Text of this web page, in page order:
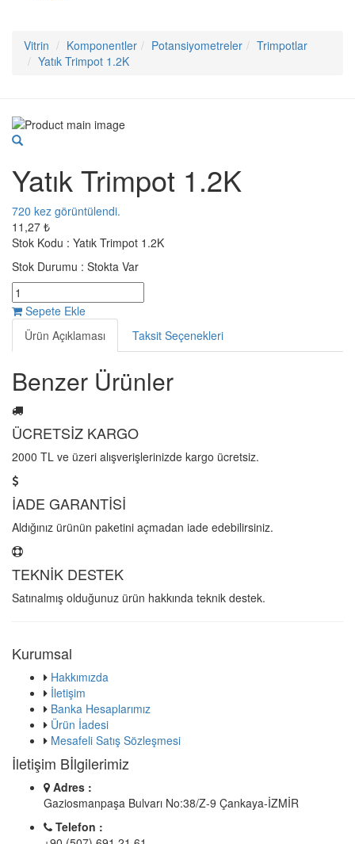
Vitrin Komponentler Potansiyometreler
Trimpotlar
Yatık Trimpot 1.2K
Yatık Trimpot 1.2K
720 kez görüntülendi.
11,27 ₺
Stok Kodu : Yatık Trimpot 1.2K
Stok Durumu : Stokta Var
Sepete Ekle
Ürün Açıklaması
Taksit Seçenekleri
Benzer Ürünler
ÜCRETSİZ KARGO
2000 TL ve üzeri alışverişlerinizde kargo ücretsiz.
İADE GARANTİSİ
Aldığınız ürünün paketini açmadan iade edebilirsiniz.
TEKNİK DESTEK
Satınalmış olduğunuz ürün hakkında teknik destek.
Kurumsal
Hakkımızda
İletişim
Banka Hesaplarımız
Ürün İadesi
Mesafeli Satış Sözleşmesi
İletişim Bİlgilerimiz
Adres :
Gaziosmanpaşa Bulvarı No:38/Z-9 Çankaya-İZMİR
Telefon :